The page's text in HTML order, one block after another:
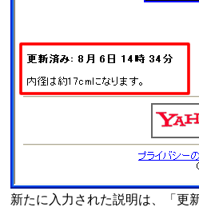
新たに入力された説明は、「更